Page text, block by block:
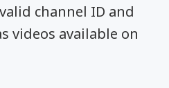
channel ID and
videos available on